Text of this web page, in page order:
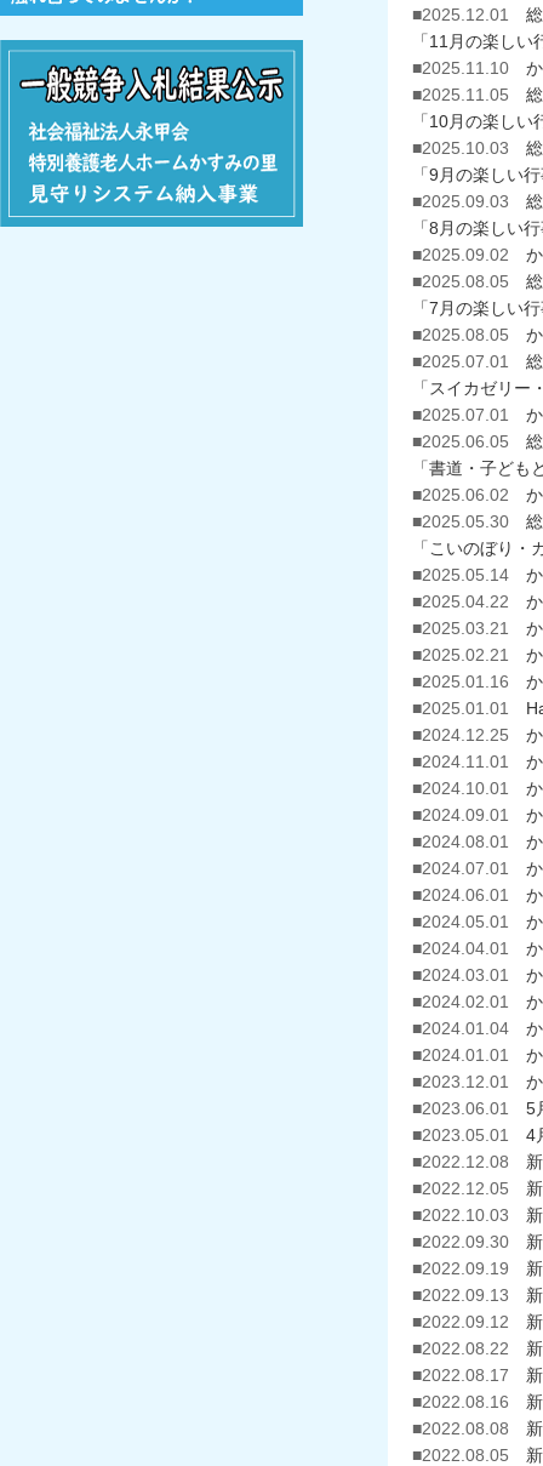
■2025.12.01
「11月の楽し
■2025.11.10
■2025.11.05
「10月の楽し
■2025.10.03
「9月の楽しい
■2025.09.03
「8月の楽しい
■2025.09.02
■2025.08.05
「7月の楽しい
■2025.08.05
■2025.07.01
「スイカゼリ
■2025.07.01
■2025.06.05
「書道・子ども
■2025.06.02
■2025.05.30
「こいのぼり・
■2025.05.14
■2025.04.22
■2025.03.21
■2025.02.21
■2025.01.16
■2025.01.01
■2024.12.25
■2024.11.01
■2024.10.01
■2024.09.01
■2024.08.01
■2024.07.01
■2024.06.01
■2024.05.01
■2024.04.01
■2024.03.01
■2024.02.01
■2024.01.04
■2024.01.01
■2023.12.01
■2023.06.01 5
■2023.05.01 4
■2022.12.08
■2022.12.05
■2022.10.03
■2022.09.30
■2022.09.19
■2022.09.13
■2022.09.12
■2022.08.22
■2022.08.17
■2022.08.16
■2022.08.08
■2022.08.05